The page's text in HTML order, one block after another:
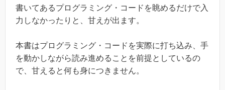
書いてあるプログラミング・コードを眺めるだけで入
力しなかったりと、甘えが出ます。
本書はプログラミング・コードを実際に打ち込み、手
を動かしながら読み進めることを前提としているの
で、甘えると何も身につきません。